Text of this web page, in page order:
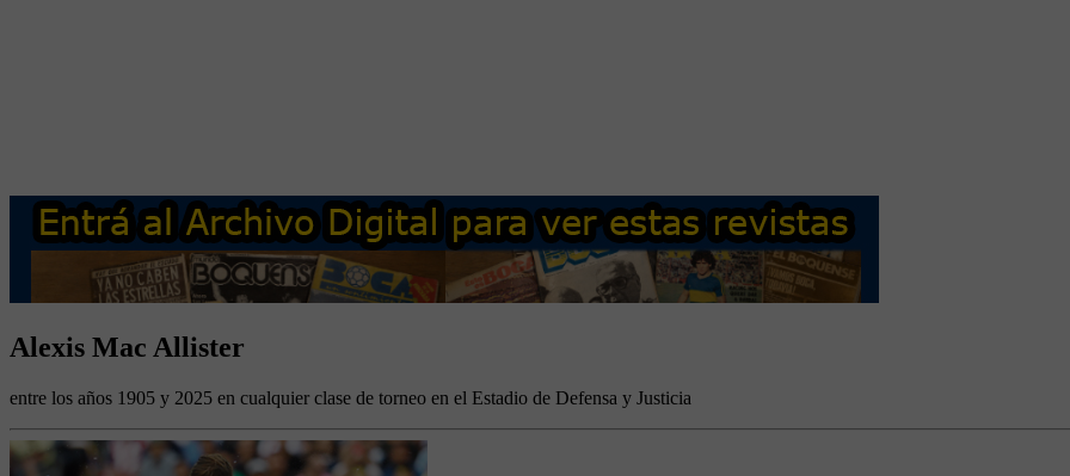
Alexis Mac Allister
entre los años 1905 y 2025 en cualquier clase de torneo en el Estadio de Defensa y Justicia